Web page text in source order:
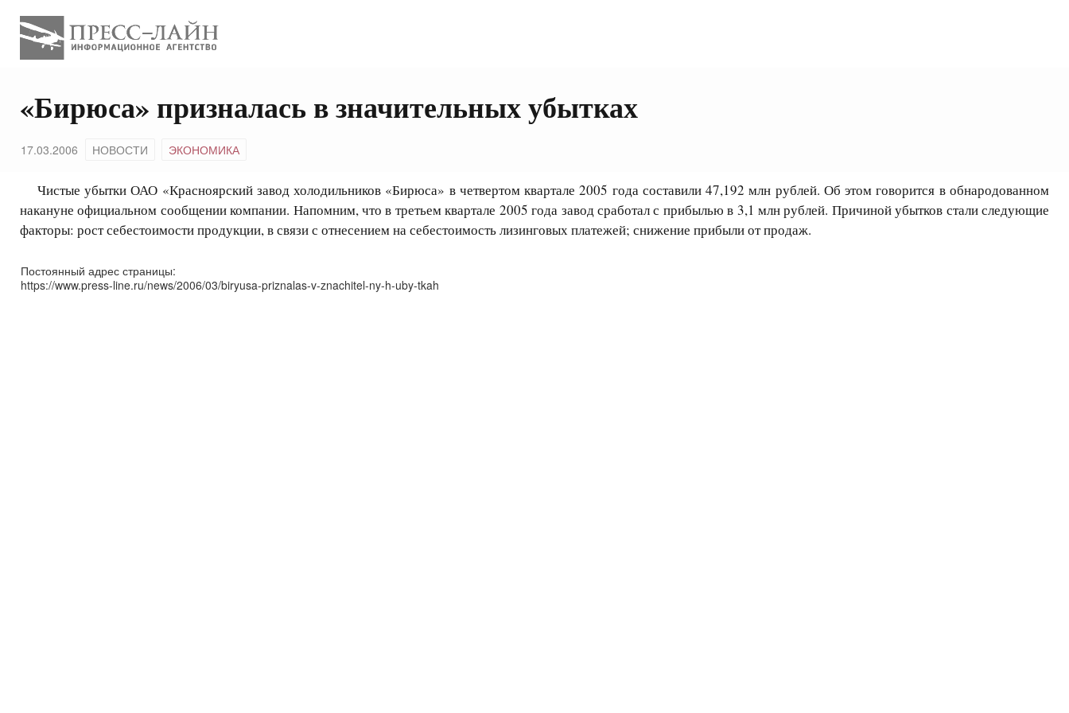
«Бирюса» призналась в значительных убытках
17.03.2006 НОВОСТИ ЭКОНОМИКА
Чистые убытки ОАО «Красноярский завод холодильников «Бирюса» в четвертом квартале 2005 года составили 47,192 млн рублей. Об этом говорится в обнародованном
накануне официальном сообщении компании. Напомним, что в третьем квартале 2005 года завод сработал с прибылью в 3,1 млн рублей. Причиной убытков стали следующие
факторы: рост себестоимости продукции, в связи с отнесением на себестоимость лизинговых платежей; снижение прибыли от продаж.
Постоянный адрес страницы:
https://www.press-line.ru/news/2006/03/biryusa-priznalas-v-znachitel-ny-h-uby-tkah